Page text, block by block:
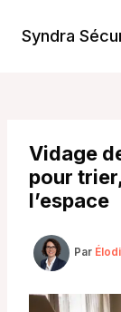
contenu
Syndra
Vidage
pour
l’espace
Par